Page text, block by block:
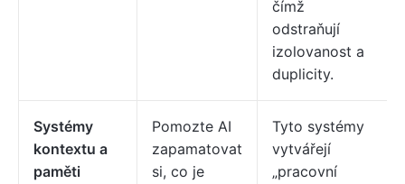
čímž
odstraňují
izolovanost a
duplicity.
Systémy
kontextu a
paměti
Pomozte AI
zapamatovat
si, co je
Tyto systémy
vytvářejí
„pracovní